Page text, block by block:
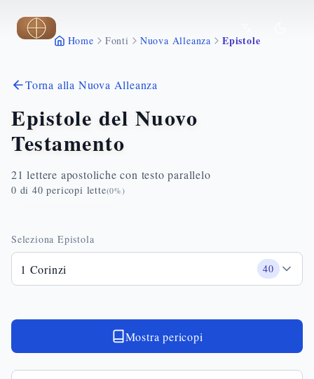
Vai al contenuto principale
Home Fonti Nuova Alleanza Epistole
Torna alla Nuova Alleanza
Epistole del Nuovo
Testamento
21 lettere apostoliche con testo parallelo
0 di 40 pericopi lette(0%)
Seleziona Epistola
1 Corinzi 40
Mostra pericopi